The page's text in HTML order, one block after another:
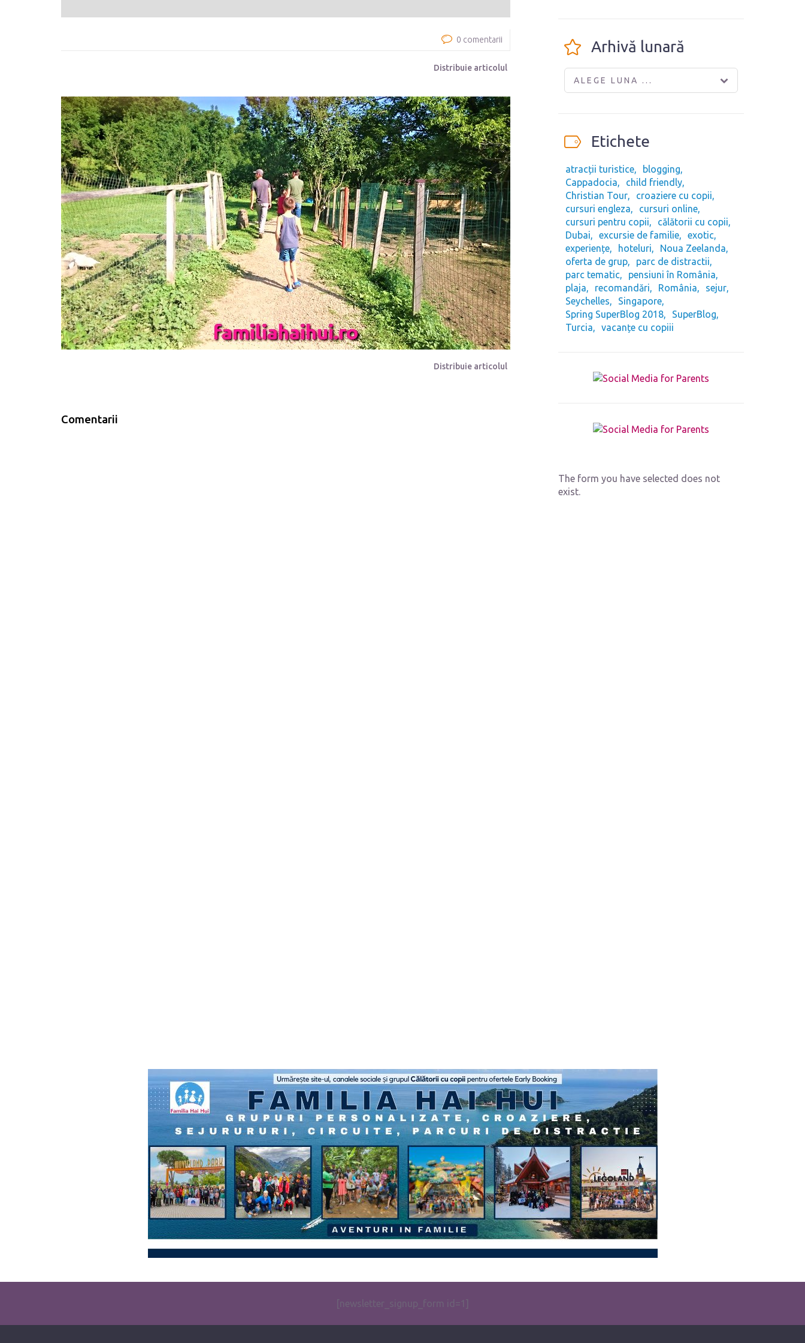
0 comentarii
Distribuie articolul
Distribuie articolul
Comentarii
Arhivă lunară
ALEGE LUNA ...
Etichete
atracții turistice
blogging
Cappadocia
child friendly
Christian Tour
croaziere cu copii
cursuri engleza
cursuri online
cursuri pentru copii
călătorii cu copii
Dubai
excursie de familie
exotic
experiențe
hoteluri
Noua Zeelanda
oferta de grup
parc de distractii
parc tematic
pensiuni în România
plaja
recomandări România
sejur
Seychelles
Singapore
Spring SuperBlog 2018
SuperBlog
Turcia
vacanțe cu copiii
The form you have selected does not
exist.
[newsletter_signup_form id=1]